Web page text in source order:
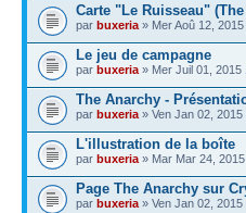
Carte "Le Ruisseau" (The
par buxeria » Mer Aoû 12,
Le jeu de campagne
par buxeria » Mer Juil 01, 2015
The Anarchy -
par buxeria » Ven Jan 02, 2015
L'illustration de la boîte
par buxeria » Mar Mar 24,
Page The Anarchy sur
par buxeria » Ven Jan 02, 2015